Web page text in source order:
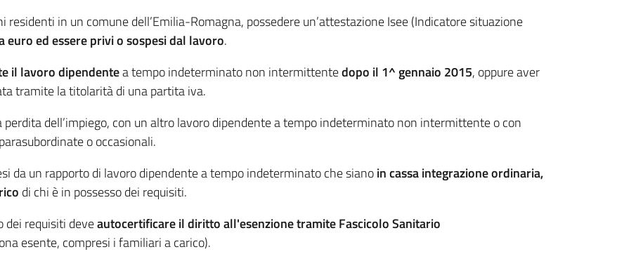
in un comune dell’Emilia-Romagna, possedere un’attestazione Isee (Indicatore situazione
euroed essere privi o sospesi dal lavoro.
il lavoro dipendentea tempo indeterminato non intermittentedopo il 1^ gennaio 2015, oppure aver
tramite la titolarità di una partita iva.
dell’impiego, con un altro lavoro dipendente a tempo indeterminato non intermittente o con
o occasionali.
da un rapporto di lavoro dipendente a tempo indeterminato che sianoin cassa integrazione ordinaria,
di chi è in possesso dei requisiti.
dei requisiti deveautocertificare il diritto all'esenzione tramite Fascicolo Sanitario
esente, compresi i familiari a carico).